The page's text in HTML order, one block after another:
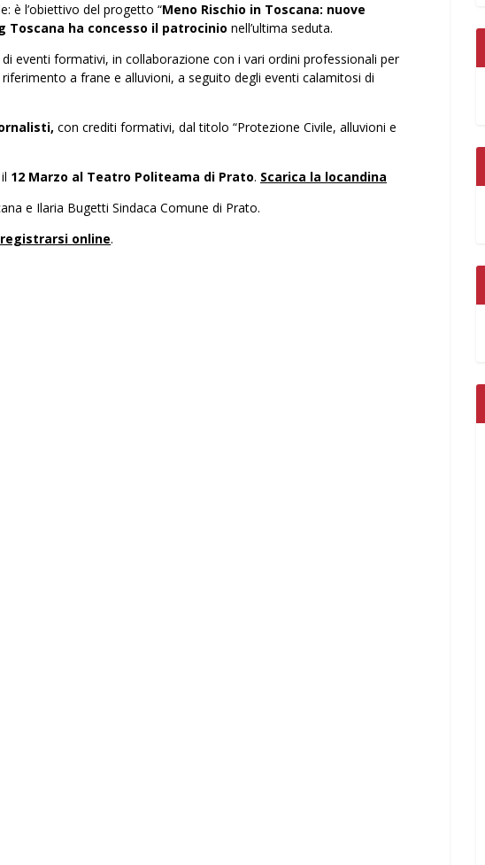
è l’obiettivo del progetto “Meno Rischio in Toscana: nuove
Toscana ha concesso il patrocinio nell’ultima seduta.
eventi formativi, in collaborazione con i vari ordini professionali per
a frane e alluvioni, a seguito degli eventi calamitosi di
con crediti formativi, dal titolo “Protezione Civile, alluvioni e
12 Marzo al Teatro Politeama di Prato. Scarica la locandina
e Ilaria Bugetti Sindaca Comune di Prato.
registrarsi online.